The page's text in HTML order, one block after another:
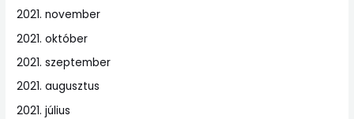
2021. november
2021. október
2021. szeptember
2021. augusztus
2021. július